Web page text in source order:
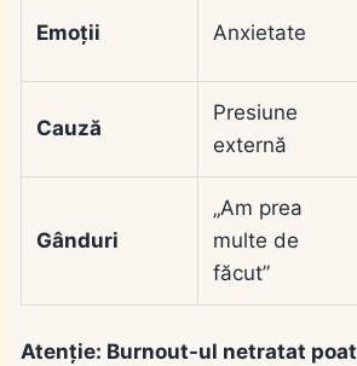
Emoții Anxietate
Cauză
Presiune
externă
Gânduri
„Am prea
multe de
făcut”
Atenție: Burnout-ul netratat